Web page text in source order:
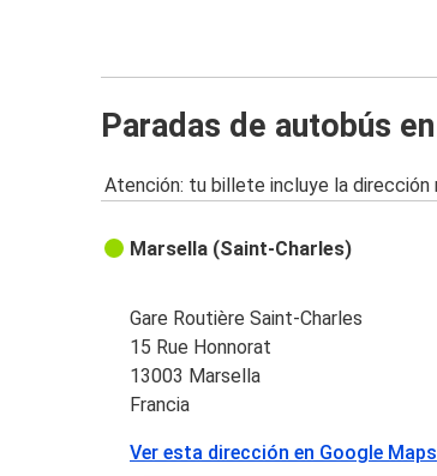
Paradas de autobús
Atención: tu billete incluye la dirección
Marsella (Saint-Charles)
Gare Routière Saint-Charles
15 Rue Honnorat
13003 Marsella
Francia
Ver esta dirección en Google Maps